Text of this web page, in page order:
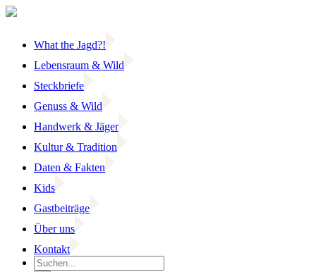
Zum
What the Jagd?!
Lebensraum & Wild
Steckbriefe
Genuss & Wild
Handwerk & Jäger
Kultur & Tradition
Daten & Fakten
Kids
Gastbeiträge
Über uns
Kontakt
Suche